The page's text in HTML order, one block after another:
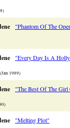
"Phantom Of The
"Every Day Is A
1989)
"The Best Of The
"Melting Plot"